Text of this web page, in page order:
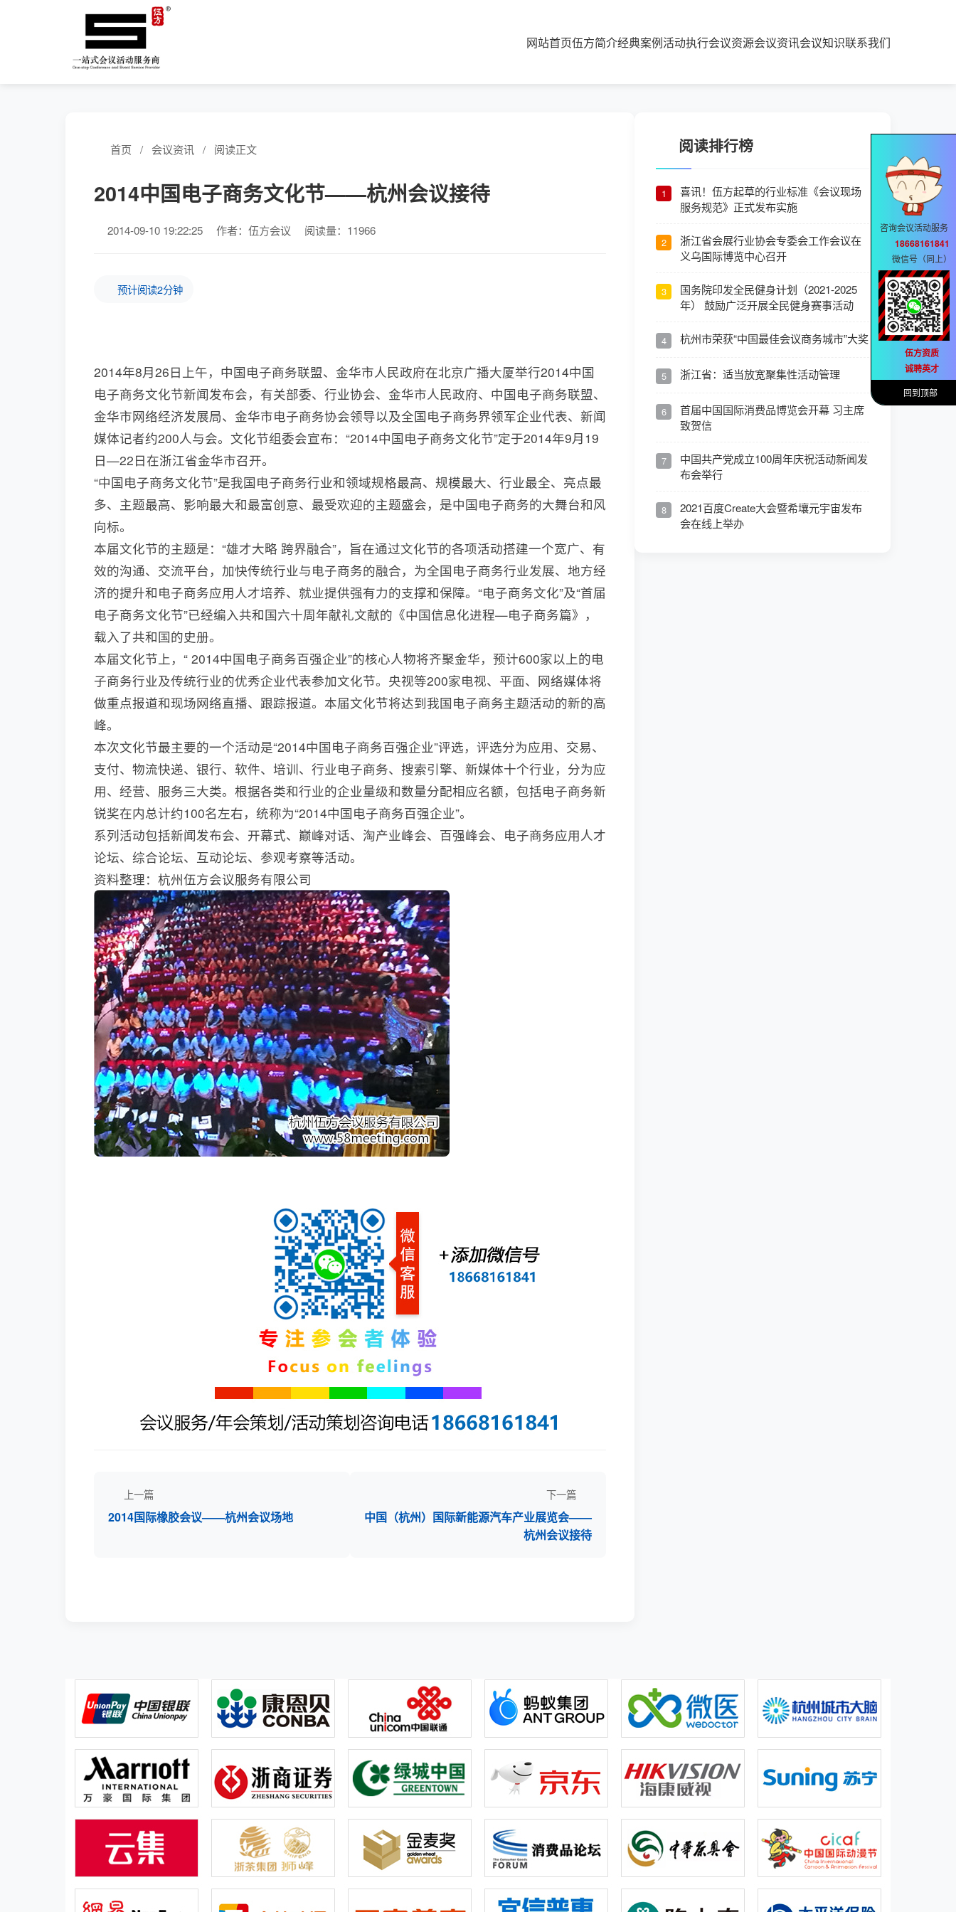
网站首页伍方简介经典案例活动执行会议资源会议资讯会议知识联系我们
首页 / 会议资讯 / 阅读正文
2014中国电子商务文化节——杭州会议接待
2014-09-10 19:22:25 作者：伍方会议 阅读量：11966
预计阅读2分钟
2014年8月26日上午，中国电子商务联盟、金华市人民政府在北京广播大厦举行2014中国
电子商务文化节新闻发布会，有关部委、行业协会、金华市人民政府、中国电子商务联盟、
金华市网络经济发展局、金华市电子商务协会领导以及全国电子商务界领军企业代表、新闻
媒体记者约200人与会。文化节组委会宣布：“2014中国电子商务文化节”定于2014年9月19
日—22日在浙江省金华市召开。
“中国电子商务文化节”是我国电子商务行业和领域规格最高、规模最大、行业最全、亮点最
多、主题最高、影响最大和最富创意、最受欢迎的主题盛会，是中国电子商务的大舞台和风
向标。
本届文化节的主题是：“雄才大略 跨界融合”，旨在通过文化节的各项活动搭建一个宽广、有
效的沟通、交流平台，加快传统行业与电子商务的融合，为全国电子商务行业发展、地方经
济的提升和电子商务应用人才培养、就业提供强有力的支撑和保障。“电子商务文化”及“首届
电子商务文化节”已经编入共和国六十周年献礼文献的《中国信息化进程—电子商务篇》，
载入了共和国的史册。
本届文化节上，“ 2014中国电子商务百强企业”的核心人物将齐聚金华，预计600家以上的电
子商务行业及传统行业的优秀企业代表参加文化节。央视等200家电视、平面、网络媒体将
做重点报道和现场网络直播、跟踪报道。本届文化节将达到我国电子商务主题活动的新的高
峰。
本次文化节最主要的一个活动是“2014中国电子商务百强企业”评选，评选分为应用、交易、
支付、物流快递、银行、软件、培训、行业电子商务、搜索引擎、新媒体十个行业，分为应
用、经营、服务三大类。根据各类和行业的企业量级和数量分配相应名额，包括电子商务新
锐奖在内总计约100名左右，统称为“2014中国电子商务百强企业”。
系列活动包括新闻发布会、开幕式、巅峰对话、淘产业峰会、百强峰会、电子商务应用人才
论坛、综合论坛、互动论坛、参观考察等活动。
资料整理：杭州伍方会议服务有限公司
上一篇
2014国际橡胶会议——杭州会议场地
下一篇
中国（杭州）国际新能源汽车产业展览会——
杭州会议接待
阅读排行榜
1
喜讯！伍方起草的行业标准《会议现场
服务规范》正式发布实施
2
浙江省会展行业协会专委会工作会议在
义乌国际博览中心召开
3
国务院印发全民健身计划（2021-2025
年） 鼓励广泛开展全民健身赛事活动
4 杭州市荣获“中国最佳会议商务城市”大奖
5 浙江省：适当放宽聚集性活动管理
6
首届中国国际消费品博览会开幕 习主席
致贺信
7
中国共产党成立100周年庆祝活动新闻发
布会举行
8
2021百度Create大会暨希壤元宇宙发布
会在线上举办
咨询会议活动服务
18668161841
微信号（同上）
伍方资质
诚聘英才
回到顶部